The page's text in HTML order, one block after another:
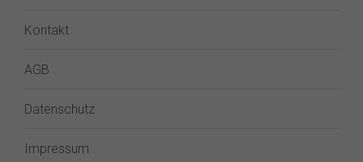
Kontakt
AGB
Datenschutz
Impressum